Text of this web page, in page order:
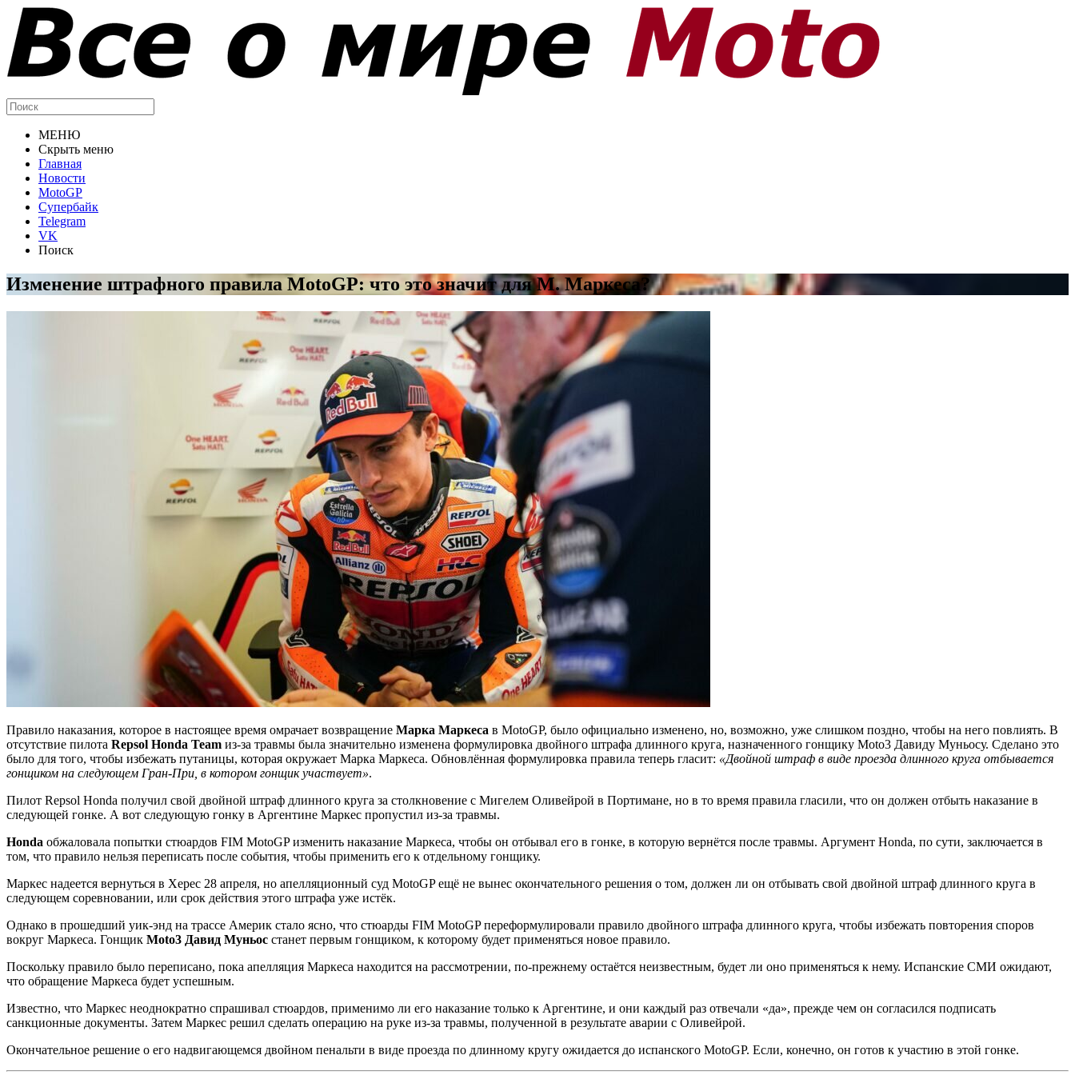
МЕНЮ
Скрыть меню
Главная
Новости
MotoGP
Супербайк
Telegram
VK
Поиск
Изменение штрафного правила MotoGP: что это значит для М. Маркеса?
Правило наказания, которое в настоящее время омрачает возвращение Марка Маркеса в MotoGP, было официально изменено, но, возможно, уже слишком поздно, чтобы на него повлиять. В
отсутствие пилота Repsol Honda Team из-за травмы была значительно изменена формулировка двойного штрафа длинного круга, назначенного гонщику Moto3 Давиду Муньосу. Сделано это
было для того, чтобы избежать путаницы, которая окружает Марка Маркеса. Обновлённая формулировка правила теперь гласит: «Двойной штраф в виде проезда длинного круга отбывается
гонщиком на следующем Гран-При, в котором гонщик участвует».
Пилот Repsol Honda получил свой двойной штраф длинного круга за столкновение с Мигелем Оливейрой в Портимане, но в то время правила гласили, что он должен отбыть наказание в
следующей гонке. А вот следующую гонку в Аргентине Маркес пропустил из-за травмы.
Honda обжаловала попытки стюардов FIM MotoGP изменить наказание Маркеса, чтобы он отбывал его в гонке, в которую вернётся после травмы. Аргумент Honda, по сути, заключается в
том, что правило нельзя переписать после события, чтобы применить его к отдельному гонщику.
Маркес надеется вернуться в Херес 28 апреля, но апелляционный суд MotoGP ещё не вынес окончательного решения о том, должен ли он отбывать свой двойной штраф длинного круга в
следующем соревновании, или срок действия этого штрафа уже истёк.
Однако в прошедший уик-энд на трассе Америк стало ясно, что стюарды FIM MotoGP переформулировали правило двойного штрафа длинного круга, чтобы избежать повторения споров
вокруг Маркеса. Гонщик Moto3 Давид Муньос станет первым гонщиком, к которому будет применяться новое правило.
Поскольку правило было переписано, пока апелляция Маркеса находится на рассмотрении, по-прежнему остаётся неизвестным, будет ли оно применяться к нему. Испанские СМИ ожидают,
что обращение Маркеса будет успешным.
Известно, что Маркес неоднократно спрашивал стюардов, применимо ли его наказание только к Аргентине, и они каждый раз отвечали «да», прежде чем он согласился подписать
санкционные документы. Затем Маркес решил сделать операцию на руке из-за травмы, полученной в результате аварии с Оливейрой.
Окончательное решение о его надвигающемся двойном пенальти в виде проезда по длинному кругу ожидается до испанского MotoGP. Если, конечно, он готов к участию в этой гонке.